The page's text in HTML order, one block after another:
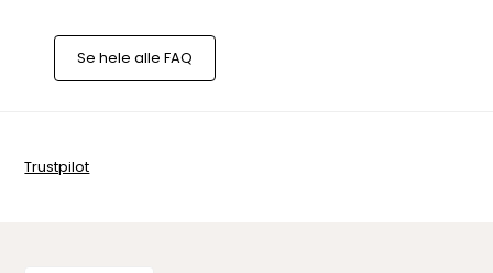
Se hele alle FAQ
Trustpilot